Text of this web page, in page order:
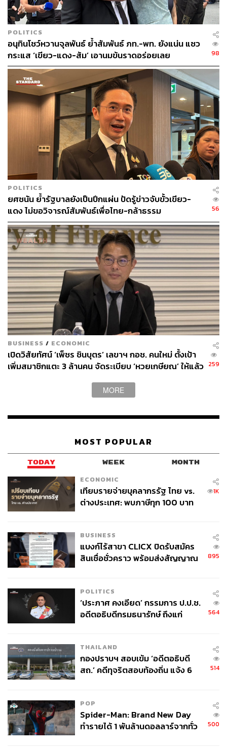
POLITICS
อนุทินโชว์หวานจุลพันธ์ ย้ำสัมพันธ์ ภท.-พท. ยังแน่น แซว
กระแส ‘เขียว-แดง-ส้ม’ เอานมข้นราดอร่อยเลย
98
POLITICS
ยศชนัน ย้ำรัฐบาลยังเป็นปึกแผ่น ปัดรู้ข่าวจับขั้วเขียว-
แดง ไม่ขอวิจารณ์สัมพันธ์เพื่อไทย-กล้าธรรม
56
BUSINESS / ECONOMIC
เปิดวิสัยทัศน์ ‘เพ็ชร ชินบุตร’ เลขาฯ กอช. คนใหม่ ตั้งเป้า
เพิ่มสมาชิกแตะ 3 ล้านคน จัดระเบียบ ‘หวยเกษียณ’ ให้แล้ว 259
MORE
MOST POPULAR
TODAY WEEK MONTH
ECONOMIC
เทียบรายจ่ายบุคลากรรัฐ ไทย vs.
ต่างประเทศ: พบภาษีทุก 100 บาท
1K
BUSINESS
แบงก์ไร้สาขา CLICX ปิดรับสมัคร
สินเชื่อชั่วคราว พร้อมส่งสัญญาณ
895
POLITICS
‘ประภาศ คงเอียด’ กรรมการ ป.ป.ช.
อดีตอธิบดีกรมธนารักษ์ ถึงแก่
564
THAILAND
กองปราบฯ สอบเข้ม ‘อดีตอธิบดี
สถ.’ คดีทุจริตสอบท้องถิ่น แจ้ง 6
514
POP
Spider-Man: Brand New Day
ทำรายได้ 1 พันล้านดอลลาร์จากทั่ว
500